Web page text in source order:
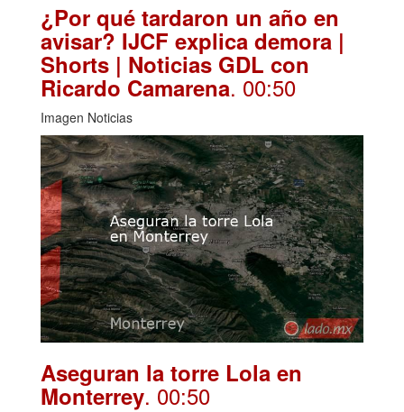
¿Por qué tardaron un año en
avisar? IJCF explica demora |
Shorts | Noticias GDL con
Ricardo Camarena. 00:50
Imagen Noticias
Aseguran la torre Lola en
Monterrey. 00:50